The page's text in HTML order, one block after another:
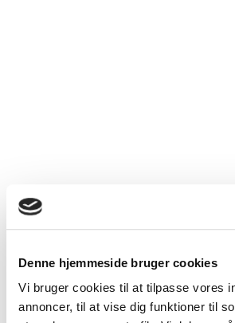
Denne hjemmeside bruger cookies
Vi bruger cookies til at tilpasse vores
annoncer, til at vise dig funktioner til